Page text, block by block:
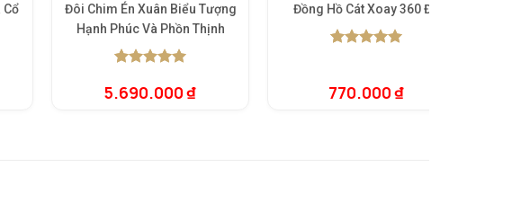
Cổ
Đôi Chim Én Xuân Biểu Tượng
Hạnh Phúc Và Phồn Thịnh
dựa trên
5.690.000₫
Đồng Hồ Cát Xoay 360 Độ
đánh giá
770.000₫